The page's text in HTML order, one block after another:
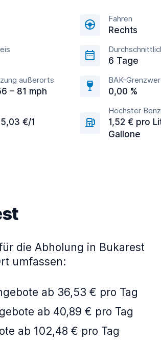
Fahren
Rechts
6 Tage
außerorts
– 81 mph
BAK-
0,00 %
€/1
Höchster
1,52 € pro
Gallone
die Abholung in Bukarest
umfassen:
ab 36,53 € pro Tag
ab 40,89 € pro Tag
ab 102,48 € pro Tag